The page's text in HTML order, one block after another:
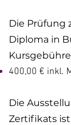
Die Prüfung
Diploma in
400,00 € inkl.
Die
Zertifikats